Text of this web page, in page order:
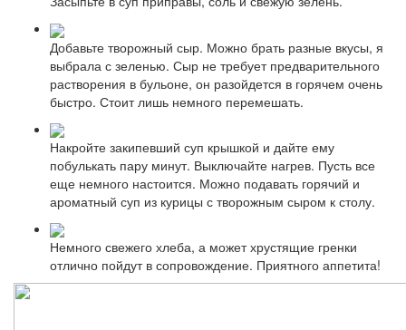
Добавьте творожный сыр. Можно брать разные вкусы, я
выбрала с зеленью. Сыр не требует предварительного
растворения в бульоне, он разойдется в горячем очень
быстро. Стоит лишь немного перемешать.
Накройте закипевший суп крышкой и дайте ему
побулькать пару минут. Выключайте нагрев. Пусть все
еще немного настоится. Можно подавать горячий и
ароматный суп из курицы с творожным сыром к столу.
Немного свежего хлеба, а может хрустящие гренки
отлично пойдут в сопровождение. Приятного аппетита!